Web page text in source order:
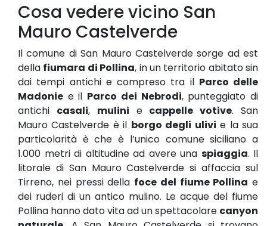
Cosa vedere vicino San
Mauro Castelverde
Il comune di San Mauro Castelverde sorge ad est
della fiumara di Pollina, in un territorio abitato sin
dai tempi antichi e compreso tra il Parco delle
Madonie e il Parco dei Nebrodi, punteggiato di
antichi casali, mulini e cappelle votive. San
Mauro Castelverde è il borgo degli ulivi e la sua
particolarità è che è l’unico comune siciliano a
1.000 metri di altitudine ad avere una spiaggia. Il
litorale di San Mauro Castelverde si affaccia sul
Tirreno, nei pressi della foce del fiume Pollina e
dei ruderi di un antico mulino. Le acque del fiume
Pollina hanno dato vita ad un spettacolare canyon